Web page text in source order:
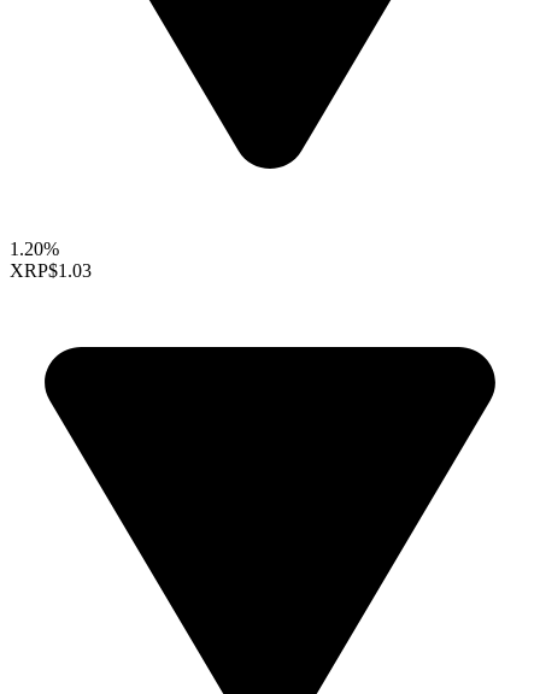
1.20%
XRP$1.03